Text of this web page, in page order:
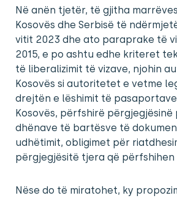
Në anën tjetër, të gjitha
Kosovës dhe Serbisë të
vitit 2023 dhe ato paraprake të
2015, e po ashtu edhe kriteret
të liberalizimit të vizave, njohin
Kosovës si autoritetet e vetme
drejtën e lëshimit të
Kosovës, përfshirë
dhënave të bartësve të
udhëtimit, obligimet për
përgjegjësitë tjera që përfshihen
Nëse do të miratohet, ky